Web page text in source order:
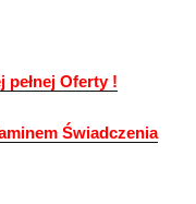
pełnej Oferty !
Świadczenia